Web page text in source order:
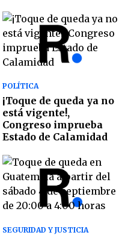
POLÍTICA
¡Toque de queda ya no
está vigente!,
Congreso imprueba
Estado de Calamidad
SEGURIDAD Y JUSTICIA